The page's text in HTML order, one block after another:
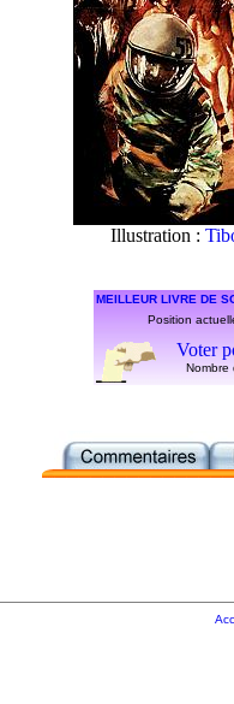
Illustration :
MEILLEUR LIVRE DE
Position
Voter
Nombre